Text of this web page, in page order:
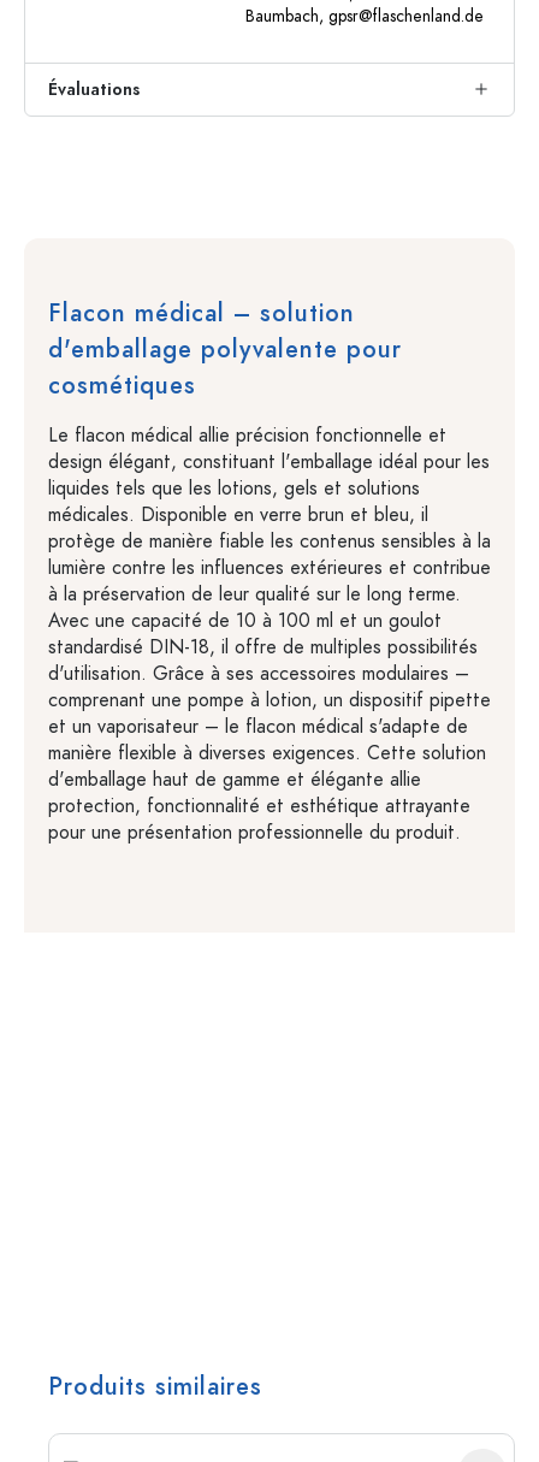
Baumbach, gpsr@flaschenland.de
Évaluations
Flacon médical – solution
d'emballage polyvalente pour
cosmétiques
Le flacon médical allie précision fonctionnelle et
design élégant, constituant l'emballage idéal pour les
liquides tels que les lotions, gels et solutions
médicales. Disponible en verre brun et bleu, il
protège de manière fiable les contenus sensibles à la
lumière contre les influences extérieures et contribue
à la préservation de leur qualité sur le long terme.
Avec une capacité de 10 à 100 ml et un goulot
standardisé DIN-18, il offre de multiples possibilités
d'utilisation. Grâce à ses accessoires modulaires –
comprenant une pompe à lotion, un dispositif pipette
et un vaporisateur – le flacon médical s'adapte de
manière flexible à diverses exigences. Cette solution
d'emballage haut de gamme et élégante allie
protection, fonctionnalité et esthétique attrayante
pour une présentation professionnelle du produit.
Produits similaires